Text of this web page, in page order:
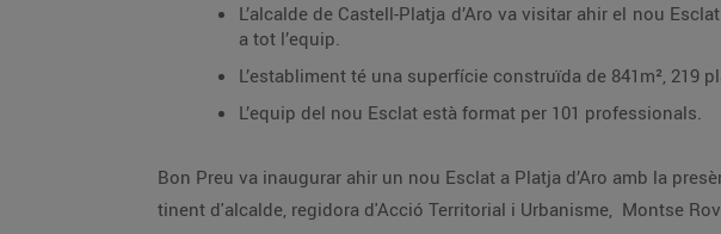
L’alcalde de Castell-Platja d’Aro va visitar ahir el nou Esclat per conèixer totes les seccions que incorpora el nou hipermercat i donar la benvinguda
a tot l’equip.
L’equip del nou Esclat està format per 101 professionals.
Bon Preu va inaugurar ahir un nou Esclat a Platja d’Aro amb la presència de l’alcalde de Castell- Platja d’Aro, Maurici Jiménez i Ruiz, acompanyat de la 1a
tinent d'alcalde, regidora d'Acció Territorial i Urbanisme, Montse Rovira, acompanyats d’autoritats locals, i el director general del Grup Bon Preu, Joan Font i